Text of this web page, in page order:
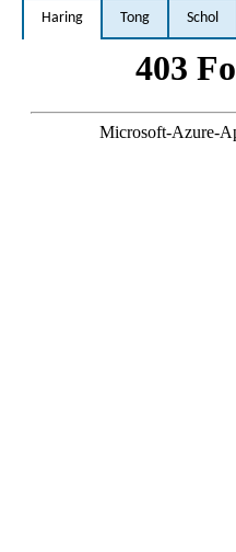
Haring Tong Schol